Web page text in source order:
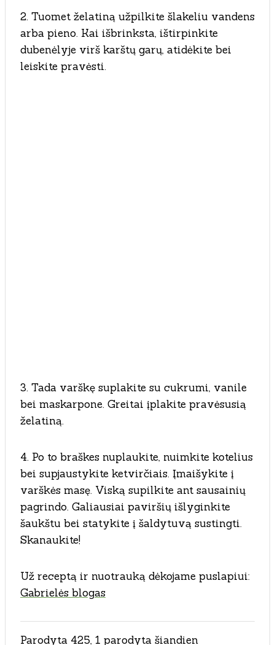
2. Tuomet želatiną užpilkite šlakeliu vandens
arba pieno. Kai išbrinksta, ištirpinkite
dubenėlyje virš karštų garų, atidėkite bei
leiskite pravėsti.
3. Tada varškę suplakite su cukrumi, vanile
bei maskarpone. Greitai įplakite pravėsusią
želatiną.
4. Po to braškes nuplaukite, nuimkite kotelius
bei supjaustykite ketvirčiais. Įmaišykite į
varškės masę. Viską supilkite ant sausainių
pagrindo. Galiausiai paviršių išlyginkite
šaukštu bei statykite į šaldytuvą sustingti.
Skanaukite!
Už receptą ir nuotrauką dėkojame puslapiui:
Gabrielės blogas
Parodyta 425, 1 parodyta šiandien